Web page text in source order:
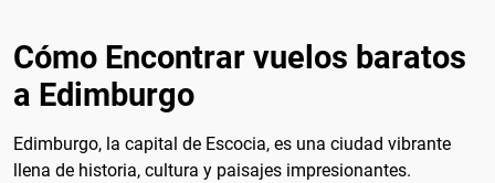
Cómo Encontrar vuelos baratos
a Edimburgo
Edimburgo, la capital de Escocia, es una ciudad vibrante
llena de historia, cultura y paisajes impresionantes.